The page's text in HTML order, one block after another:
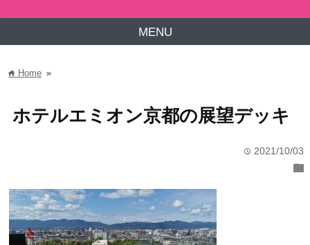
MENU
home Home »
ホテルエミオン京都の展望デッキ
time 2021/10/03
folder